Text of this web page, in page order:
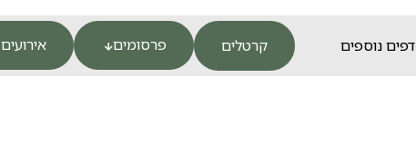
אירועים פרסומים קרטלים דפים נוספים